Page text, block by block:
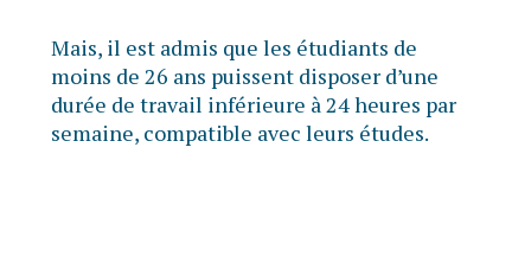
Mais, il est admis que les étudiants de
moins de 26 ans puissent disposer d’une
durée de travail inférieure à 24 heures par
semaine, compatible avec leurs études.